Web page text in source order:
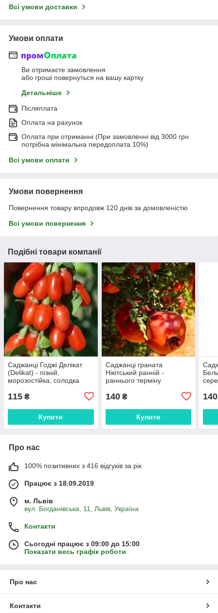
Всі умови доставки
Умови оплати
Ви отримаєте замовлення
або гроші повернуться на вашу картку
Детальніше
Післяплата
Оплата на рахунок
Оплата при отриманні (При замовленні від 3000 грн
потрібна мінімальна передоплата 10%)
Всі умови оплати
Умови повернення
Повернення товару впродовж 120 днів за домовленістю
Всі умови повернення
Подібні товари компанії
Саджанці Годжі Делікат
(Delikat) - пізній,
морозостійка, солодка
115 ₴
Купити
Саджанці граната
Нікітський ранній -
раннього терміну
морозостійкий Р9
140₴
Купити
140
Про нас
100% позитивних з 416 відгуків за рік
Працює з 18.09.2019
м. Львів
вул. Богданівська, 11, Львів, Україна
Контакти
Сьогодні працює з 09:00 до 15:00
Показати весь графік роботи
Про нас
Контакти